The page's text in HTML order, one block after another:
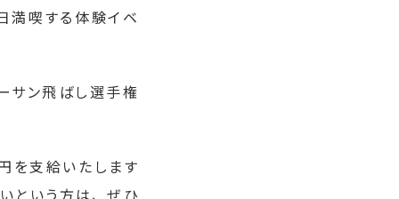
満喫する体験イベ
サン飛ばし選手権
を支給いたします
という方は、 ぜひ